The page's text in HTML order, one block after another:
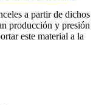
a partir de dichos
producción y presión
este material a la